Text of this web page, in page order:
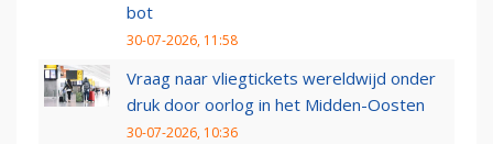
bot
30-07-2026, 11:58
Vraag naar vliegtickets wereldwijd onder
druk door oorlog in het Midden-Oosten
30-07-2026, 10:36